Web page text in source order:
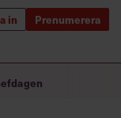
in Prenumerera